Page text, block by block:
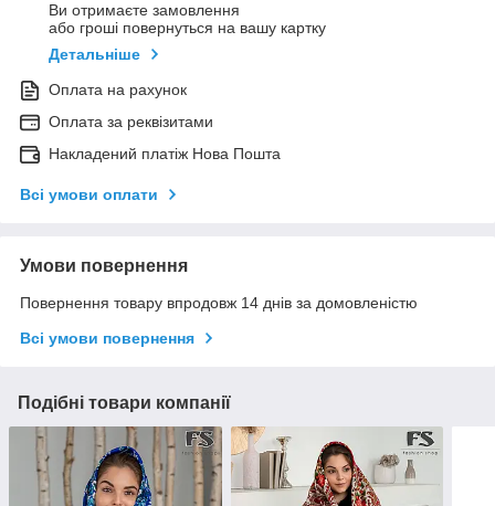
Ви отримаєте замовлення
або гроші повернуться на вашу картку
Детальніше
Оплата на рахунок
Оплата за реквізитами
Накладений платіж Нова Пошта
Всі умови оплати
Умови повернення
Повернення товару впродовж 14 днів за домовленістю
Всі умови повернення
Подібні товари компанії